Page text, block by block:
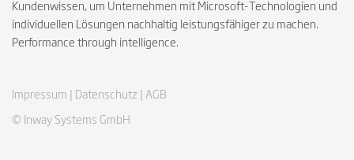
Kundenwissen, um Unternehmen mit Microsoft-Technologien und
individuellen Lösungen nachhaltig leistungsfähiger zu machen.
Performance through intelligence.
© Inway Systems GmbH
Impressum | Datenschutz | AGB